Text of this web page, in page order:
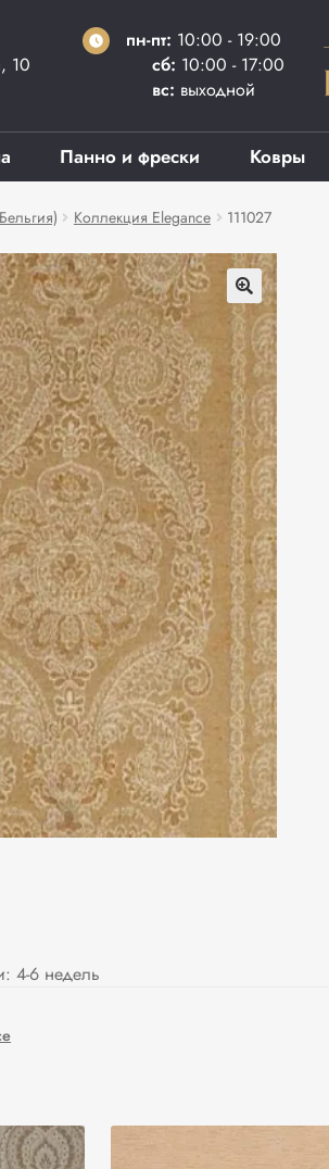
10
пн-пт: 10:00 - 19:00
сб: 10:00 - 17:00
вс: выходной
Панно и фрески Ковры
Коллекция Elegance 111027
4-6 недель